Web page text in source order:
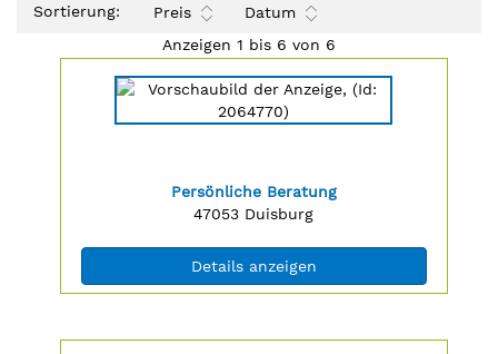
Sortierung: Preis
Datum
Anzeigen 1 bis 6 von 6
der
Anzeige
Info:
Titel:
Persönliche Beratung
Postleitzahl:
47053 Ort:
Duisburg
Details anzeigen(ID: 2064770)